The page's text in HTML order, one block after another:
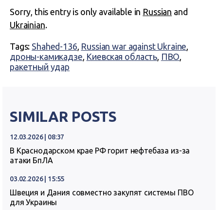
Sorry, this entry is only available in Russian and
Ukrainian.
Tags: Shahed-136, Russian war against Ukraine,
дроны-камикадзе, Киевская область, ПВО,
ракетный удар
SIMILAR POSTS
12.03.2026 | 08:37
В Краснодарском крае РФ горит нефтебаза из-за
атаки БпЛА
03.02.2026 | 15:55
Швеция и Дания совместно закупят системы ПВО
для Украины